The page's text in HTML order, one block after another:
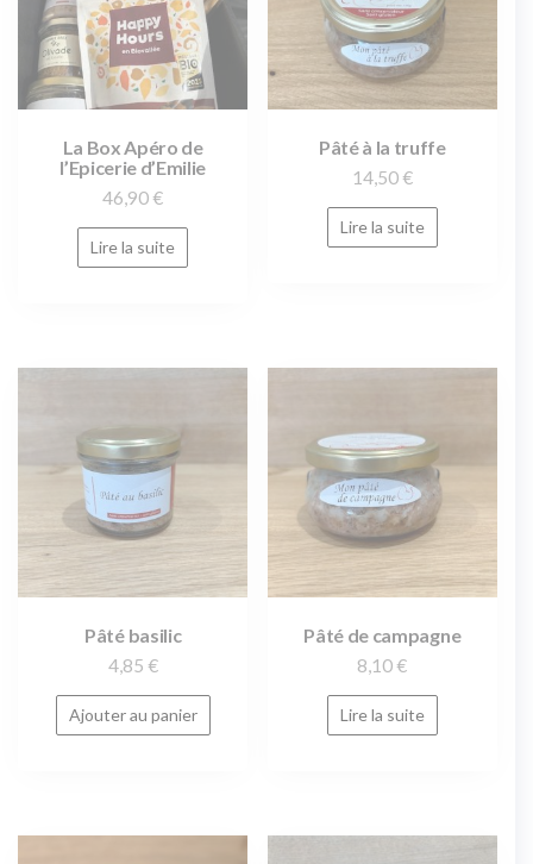
La Box Apéro de
l’Epicerie d’Emilie
46,90 €
Lire la suite
Pâté à la truffe
14,50 €
Lire la suite
Pâté basilic
4,85 €
Ajouter au panier
Pâté de campagne
8,10 €
Lire la suite